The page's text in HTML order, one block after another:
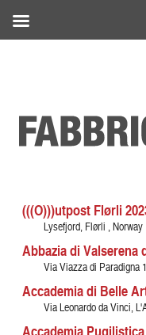
(((O)))utpost Flørli
Lysefjord, Flørli , Norway
Abbazia di Valserena
Via Viazza di Paradigna
Accademia di Belle
Via Leonardo da Vinci,